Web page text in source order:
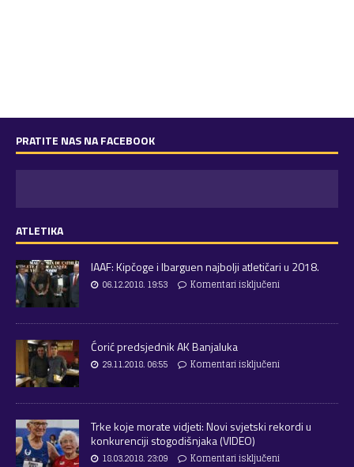
PRATITE NAS NA FACEBOOK
ATLETIKA
IAAF: Kipčoge i Ibarguen najbolji atletičari u 2018.
06.12.2018. 19:53 Komentari isključeni
Ćorić predsjednik AK Banjaluka
29.11.2018. 06:55 Komentari isključeni
Trke koje morate vidjeti: Novi svjetski rekordi u
konkurenciji stogodišnjaka (VIDEO)
18.03.2018. 23:09 Komentari isključeni